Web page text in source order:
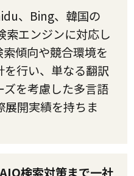
、Bing、韓国の
索エンジンに対応し
傾向や競合環境を
行い、単なる翻訳
を考慮した多言語
展開実績を持ちま